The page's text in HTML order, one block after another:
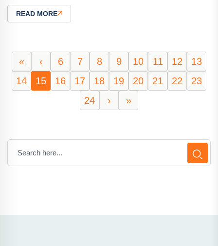
READ MORE
« ‹ 6 7 8 9 10 11 12
13
14
15 16 17 18 19 20 21 22
23
24
› »